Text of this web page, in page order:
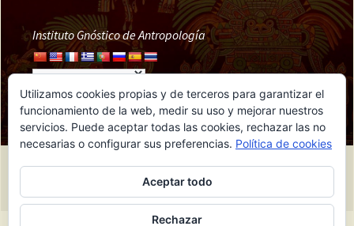
entradas
Instituto Gnóstico de Antropología
Funciona gracias a IGA
Utilizamos cookies propias y de terceros para garantizar el
funcionamiento de la web, medir su uso y mejorar nuestros
servicios. Puede aceptar todas las cookies, rechazar las no
necesarias o configurar sus preferencias. Política de cookies
Aceptar todo
Rechazar